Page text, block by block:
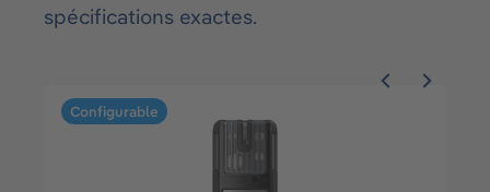
spécifications exactes.
Configurable